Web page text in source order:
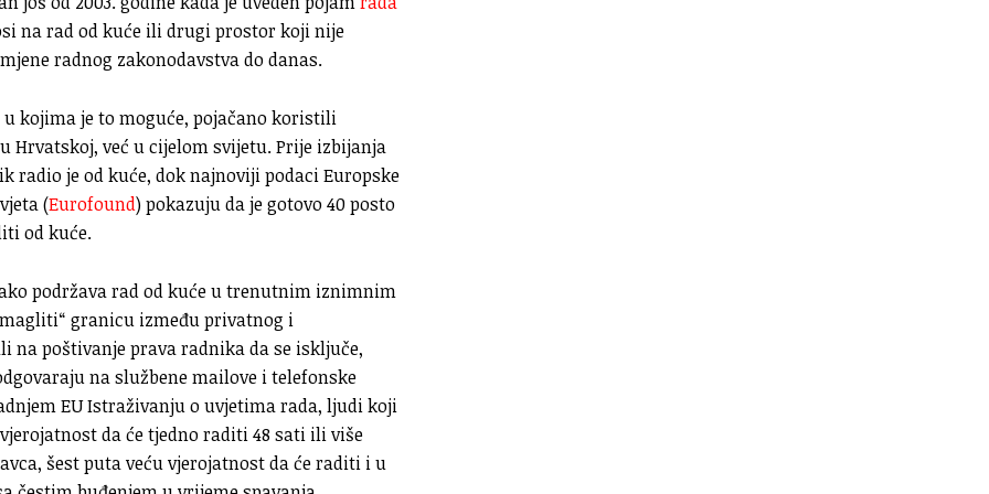
na rad od kuće ili drugi prostor koji nije
radnog zakonodavstva do danas.
kojima je to moguće, pojačano koristili
Hrvatskoj, već u cijelom svijetu. Prije izbijanja
radio je od kuće, dok najnoviji podaci Europske
(Eurofound) pokazuju da je gotovo 40 posto
od kuće.
podržava rad od kuće u trenutnim iznimnim
granicu između privatnog i
na poštivanje prava radnika da se isključe,
na službene mailove i telefonske
EU Istraživanju o uvjetima rada, ljudi koji
da će tjedno raditi 48 sati ili više
šest puta veću vjerojatnost da će raditi i u